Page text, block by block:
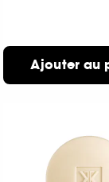
Ajouter au